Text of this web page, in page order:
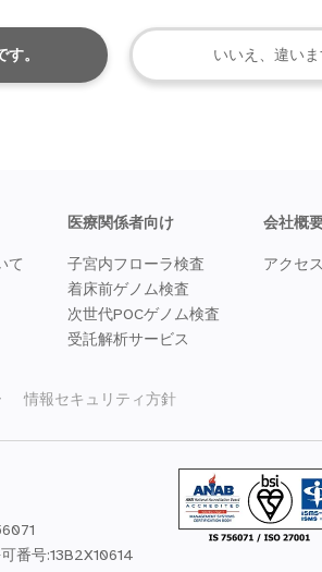
。 いいえ、違いま
て
医療関係者向け
子宮内フローラ検査
着床前ゲノム検査
次世代POCゲノム検査
受託解析サービス
会社概
アクセス
情報セキュリティ方針
番号:13B2X10614